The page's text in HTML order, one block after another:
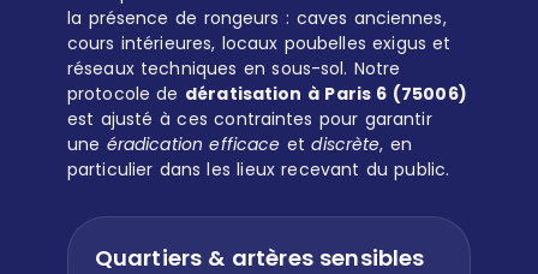
la présence de rongeurs : caves anciennes,
cours intérieures, locaux poubelles exigus et
réseaux techniques en sous-sol. Notre
protocole de dératisation à Paris 6 (75006)
est ajusté à ces contraintes pour garantir
une éradication efficace etdiscrète, en
particulier dans les lieux recevant du public.
Quartiers & artères sensibles